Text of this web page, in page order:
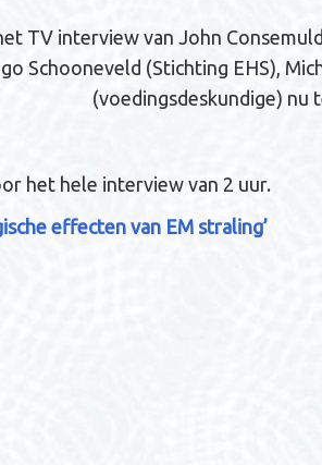
TV interview van John
Schooneveld (Stichting EHS),
(voedingsdeskundige) nu
het hele interview van 2 uur.
effecten van EM straling’